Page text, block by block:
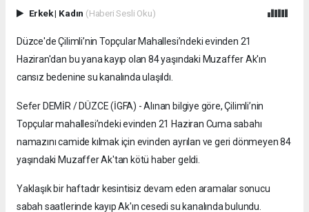
Erkek| Kadın (Haberi Sesli Oku)
Düzce'de Çilimli’nin Topçular Mahallesi’ndeki evinden 21
Haziran'dan bu yana kayıp olan 84 yaşındaki Muzaffer Ak'ın
cansız bedenine su kanalında ulaşıldı.
Sefer DEMİR / DÜZCE (İGFA) - Alınan bilgiye göre, Çilimli’nin
Topçular mahallesi’ndeki evinden 21 Haziran Cuma sabahı
namazını camide kılmak için evinden ayrılan ve geri dönmeyen 84
yaşındaki Muzaffer Ak'tan kötü haber geldi.
Yaklaşık bir haftadır kesintisiz devam eden aramalar sonucu
sabah saatlerinde kayıp Ak'ın cesedi su kanalında bulundu.